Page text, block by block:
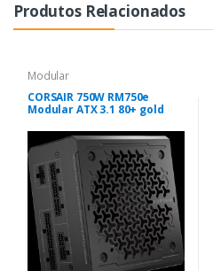
Produtos Relacionados
Modular
CORSAIR 750W RM750e
Modular ATX 3.1 80+ gold